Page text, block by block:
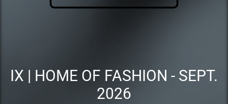
IX | HOME OF FASHION - SEPT.
2026